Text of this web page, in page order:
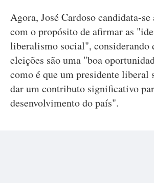
Agora, José Cardoso candidata-
com o propósito de afirmar as
liberalismo social", considerando
eleições são uma "boa
como é que um presidente liberal
dar um contributo significativo
desenvolvimento do país".